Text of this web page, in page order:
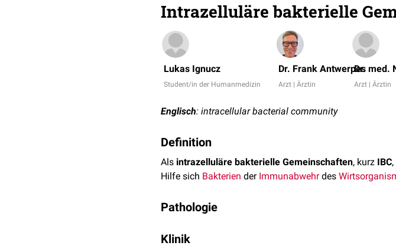
Intrazelluläre bakterielle
Lukas Ignucz
Student/in der Humanmedizin
Dr. Frank Antwerpes
Arzt | Ärztin
Dr. med.
Arzt | Ärztin
Englisch: intracellular bacterial community
Definition
Als intrazelluläre bakterielle Gemeinschaften, kurz IBC
Hilfe sich Bakterien der Immunabwehrdes
Pathologie
Dort können sich aus den IBCs Reservoirs bilden, die
Klinik